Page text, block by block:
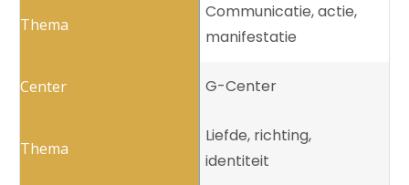
Communicatie, actie,
manifestatie
G-Center
Liefde, richting,
identiteit